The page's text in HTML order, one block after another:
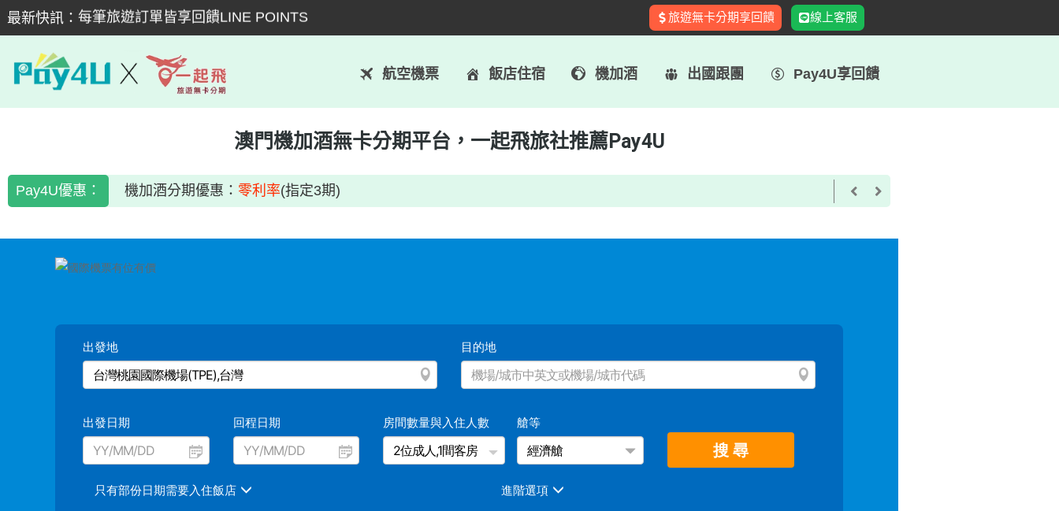
最新快訊：每筆旅遊訂單皆享回饋LINE POINTS
全球機票享3期零利率，或輸入折扣碼享97折：PAY4U
全球飯店享3期零利率
旅遊無卡分期享回饋 線上客服
航空機票 飯店住宿 機加酒 出國跟團 Pay4U享回饋
澳門機加酒無卡分期平台，一起飛旅社推薦Pay4U
Pay4U優惠：機加酒分期優惠：零利率(指定3期) 機加酒無卡分期，每筆享回饋LINE POINTS